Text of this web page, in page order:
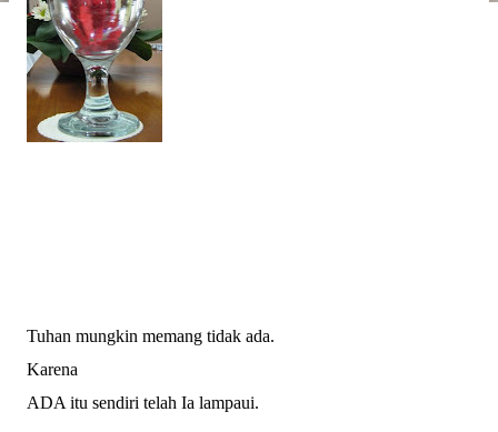
Tuhan mungkin memang tidak ada.
Karena
ADA itu sendiri telah Ia lampaui.